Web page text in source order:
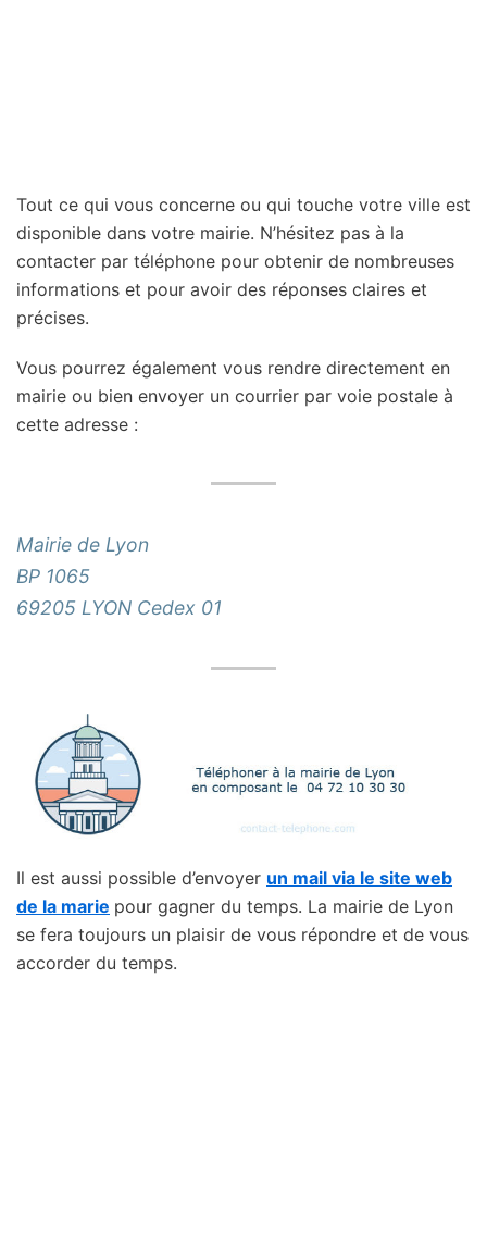
Tout ce qui vous concerne ou qui touche votre ville est
disponible dans votre mairie. N’hésitez pas à la
contacter par téléphone pour obtenir de nombreuses
informations et pour avoir des réponses claires et
précises.
Vous pourrez également vous rendre directement en
mairie ou bien envoyer un courrier par voie postale à
cette adresse :
Mairie de Lyon
BP 1065
69205 LYON Cedex 01
Il est aussi possible d’envoyer un mail via le site web
de la marie pour gagner du temps. La mairie de Lyon
se fera toujours un plaisir de vous répondre et de vous
accorder du temps.